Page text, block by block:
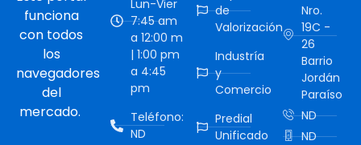
funciona
con todos
los
navegadores
del
mercado.
Lun-Vier
7:45 am
a 12:00 m
| 1:00 pm
a 4:45
pm
Teléfono:
ND
de
Valorización
Industría
y
Comercio
Predial
Unificado
Nro.
19C -
26
Barrio
Jordán
Paraíso
ND
ND